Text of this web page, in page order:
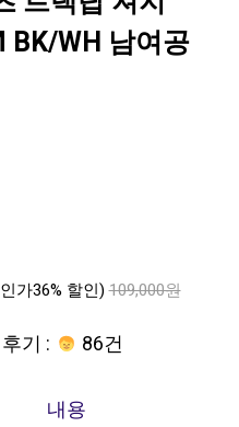
BK/WH 남여공
가36% 할인) 109,000원
기 : 86건
내용